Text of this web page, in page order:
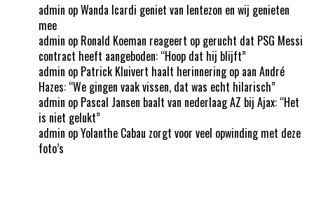
admin opWanda Icardi geniet van lentezon en wij genieten
mee
admin op Ronald Koeman reageert op gerucht dat PSG Messi
contract heeft aangeboden: “Hoop dat hij blijft”
admin op Patrick Kluivert haalt herinnering op aan André
Hazes: “We gingen vaak vissen, dat was echt hilarisch”
admin op Pascal Jansen baalt van nederlaag AZ bij Ajax: “Het
is niet gelukt”
admin opYolanthe Cabau zorgt voor veel opwinding met deze
foto’s